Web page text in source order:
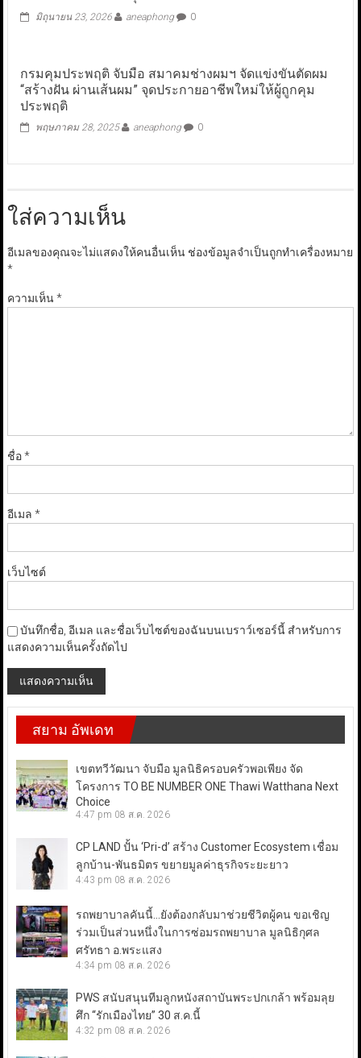
มิถุนายน 23, 2026 aneaphong 0
กรมคุมประพฤติ จับมือ สมาคมช่างผมฯ จัดแข่งขันตัดผม
“สร้างฝัน ผ่านเส้นผม” จุดประกายอาชีพใหม่ให้ผู้ถูกคุม
ประพฤติ
พฤษภาคม 28, 2025 aneaphong 0
ใส่ความเห็น
อีเมลของคุณจะไม่แสดงให้คนอื่นเห็น ช่องข้อมูลจำเป็นถูกทำเครื่องหมาย
*
ความเห็น*
ชื่อ*
อีเมล *
เว็บไซต์
บันทึกชื่อ, อีเมล และชื่อเว็บไซต์ของฉันบนเบราว์เซอร์นี้ สำหรับการ
แสดงความเห็นครั้งถัดไป
สยาม อัพเดท
เขตทวีวัฒนา จับมือ มูลนิธิครอบครัวพอเพียง จัด
โครงการ TO BE NUMBER ONE Thawi Watthana Next
Choice
4:47 pm 08 ส.ค. 2026
CP LAND ปั้น ‘Pri-d’ สร้าง Customer Ecosystem เชื่อม
ลูกบ้าน-พันธมิตร ขยายมูลค่าธุรกิจระยะยาว
4:43 pm 08 ส.ค. 2026
รถพยาบาลคันนี้…ยังต้องกลับมาช่วยชีวิตผู้คน ขอเชิญ
ร่วมเป็นส่วนหนึ่งในการซ่อมรถพยาบาล มูลนิธิกุศล
ศรัทธา อ.พระแสง
4:34 pm 08 ส.ค. 2026
PWS สนับสนุนทีมลูกหนังสถาบันพระปกเกล้า พร้อมลุย
ศึก “รักเมืองไทย” 30 ส.ค.นี้
4:32 pm 08 ส.ค. 2026